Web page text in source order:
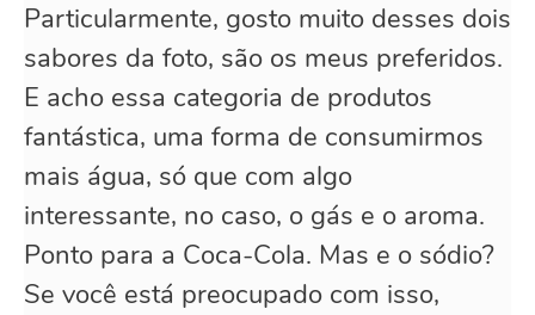
Particularmente, gosto muito desses dois
sabores da foto, são os meus preferidos.
E acho essa categoria de produtos
fantástica, uma forma de consumirmos
mais água, só que com algo
interessante, no caso, o gás e o aroma.
Ponto para a Coca-Cola. Mas e o sódio?
Se você está preocupado com isso,